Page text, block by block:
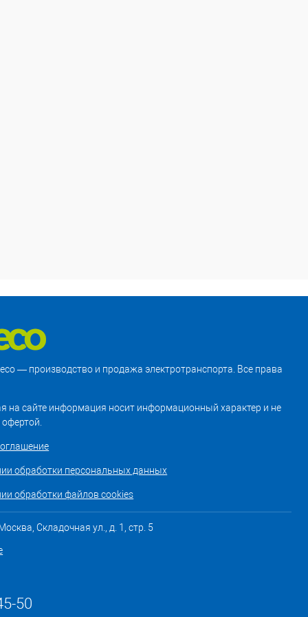
— производство и продажа электротранспорта. Все права
на сайте информация носит информационный характер и не
обработки персональных данных
обработки файлов cookies
Складочная ул., д. 1, стр. 5
50